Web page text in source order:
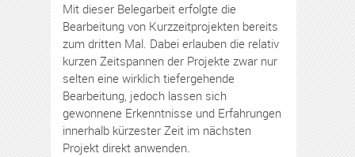
Mit dieser Belegarbeit erfolgte die
Bearbeitung von Kurzzeitprojekten bereits
zum dritten Mal. Dabei erlauben die relativ
kurzen Zeitspannen der Projekte zwar nur
selten eine wirklich tiefergehende
Bearbeitung, jedoch lassen sich
gewonnene Erkenntnisse und Erfahrungen
innerhalb kürzester Zeit im nächsten
Projekt direkt anwenden.